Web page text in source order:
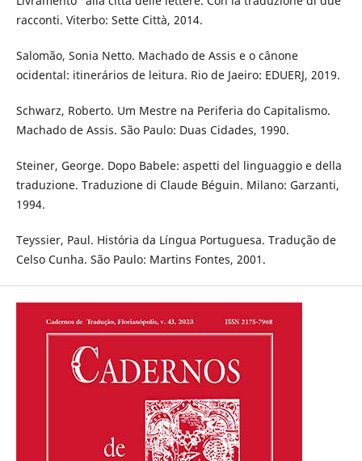
racconti. Viterbo: Sette Città, 2014.
Salomão, Sonia Netto. Machado de Assis e o cânone
ocidental: itinerários de leitura. Rio de Jaeiro: EDUERJ, 2019.
Schwarz, Roberto. Um Mestre na Periferia do Capitalismo.
Machado de Assis. São Paulo: Duas Cidades, 1990.
Steiner, George. Dopo Babele: aspetti del linguaggio e della
traduzione. Traduzione di Claude Béguin. Milano: Garzanti,
1994.
Teyssier, Paul. História da Língua Portuguesa. Tradução de
Celso Cunha. São Paulo: Martins Fontes, 2001.